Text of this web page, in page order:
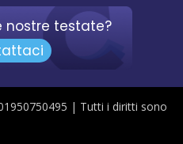
nostre testate?
| Tutti i diritti sono